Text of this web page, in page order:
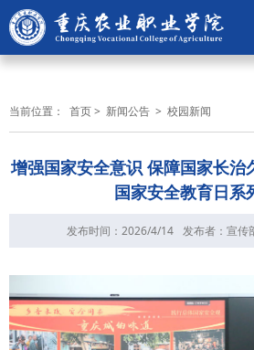
当前位置： 首页> 新闻公告 > 校园新闻
增强国家安全意识 保障国家长治
国家安全教育日系
发布时间：2026/4/14 发布者：宣传